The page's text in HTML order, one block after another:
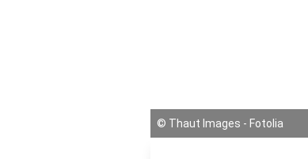
© Thaut Images - Fotolia